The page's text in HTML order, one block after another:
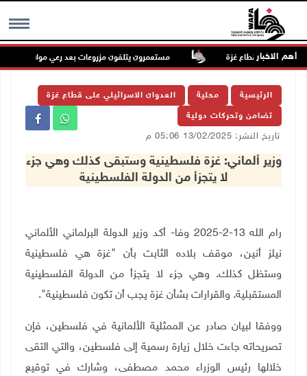
MENU أهم الاخبار مستعمرون يتلفون مزروعات بعد رعي مواشيهم في
الرئيسية محلية العدوان الاسرائيلي على قطاع غزة
تضامن وتحركات دولية
تاريخ النشر: 13/02/2025 05:06 م
وزير ألماني: غزة فلسطينية وستبقى كذلك وهي جزء
لا يتجزأ من الدولة الفلسطينية
رام الله 13-2-2025 وفا- أكد وزير الدولة البرلماني الألماني
نيلز أنين، موقف بلاده الثابت بأن "غزة هي فلسطينية
وستظل كذلك. وهي جزء لا يتجزأ من الدولة الفلسطينية
المستقبلية. والقرارات بشأن غزة يجب أن تكون فلسطينية".
ووفقا لبيان صادر عن الممثلية الألمانية في فلسطين، فإن
تصريحاته جاءت خلال زيارة رسمية إلى فلسطين، والتي التقى
خلالها رئيس الوزراء محمد مصطفى، وشارك في توقيع